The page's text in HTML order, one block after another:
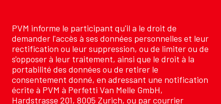
PVM informe le participant qu'il a le droit de
demander l'accès à ses données personnelles et leur
rectification ou leur suppression, ou de limiter ou de
s'opposer à leur traitement, ainsi que le droit à la
portabilité des données ou de retirer le
consentement donné, en adressant une notification
écrite à PVM à Perfetti Van Melle GmbH,
Hardstrasse 201, 8005 Zurich, ou par courrier